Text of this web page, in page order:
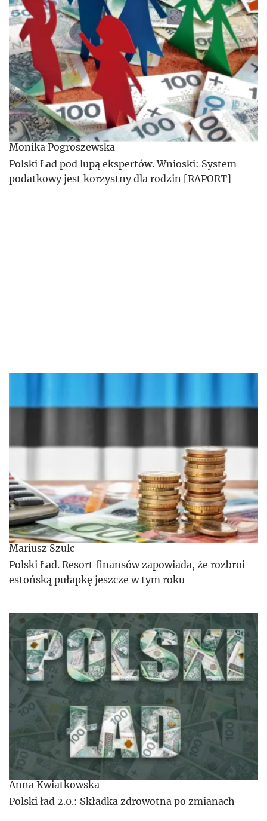
Monika Pogroszewska
Polski Ład pod lupą ekspertów. Wnioski: System
podatkowy jest korzystny dla rodzin [RAPORT]
Mariusz Szulc
Polski Ład. Resort finansów zapowiada, że rozbroi
estońską pułapkę jeszcze w tym roku
Anna Kwiatkowska
Polski ład 2.0.: Składka zdrowotna po zmianach